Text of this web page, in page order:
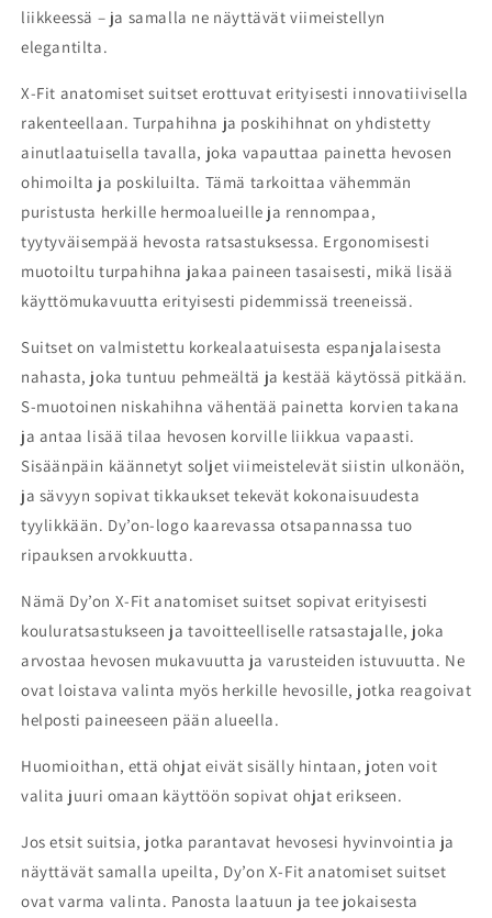
liikkeessä – ja samalla ne näyttävät viimeistellyn
elegantilta.
X-Fit anatomiset suitset erottuvat erityisesti innovatiivisella
rakenteellaan. Turpahihna ja poskihihnat on yhdistetty
ainutlaatuisella tavalla, joka vapauttaa painetta hevosen
ohimoilta ja poskiluilta. Tämä tarkoittaa vähemmän
puristusta herkille hermoalueille ja rennompaa,
tyytyväisempää hevosta ratsastuksessa. Ergonomisesti
muotoiltu turpahihna jakaa paineen tasaisesti, mikä lisää
käyttömukavuutta erityisesti pidemmissä treeneissä.
Suitset on valmistettu korkealaatuisesta espanjalaisesta
nahasta, joka tuntuu pehmeältä ja kestää käytössä pitkään.
S-muotoinen niskahihna vähentää painetta korvien takana
ja antaa lisää tilaa hevosen korville liikkua vapaasti.
Sisäänpäin käännetyt soljet viimeistelevät siistin ulkonäön,
ja sävyyn sopivat tikkaukset tekevät kokonaisuudesta
tyylikkään. Dy’on-logo kaarevassa otsapannassa tuo
ripauksen arvokkuutta.
Nämä Dy’on X-Fit anatomiset suitset sopivat erityisesti
kouluratsastukseen ja tavoitteelliselle ratsastajalle, joka
arvostaa hevosen mukavuutta ja varusteiden istuvuutta. Ne
ovat loistava valinta myös herkille hevosille, jotka reagoivat
helposti paineeseen pään alueella.
Huomioithan, että ohjat eivät sisälly hintaan, joten voit
valita juuri omaan käyttöön sopivat ohjat erikseen.
Jos etsit suitsia, jotka parantavat hevosesi hyvinvointia ja
näyttävät samalla upeilta, Dy’on X-Fit anatomiset suitset
ovat varma valinta. Panosta laatuun ja tee jokaisesta